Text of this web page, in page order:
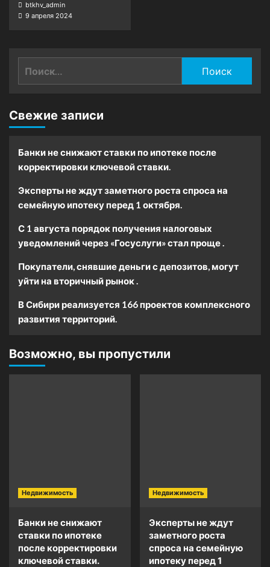
btkhv_admin
9 апреля 2024
Свежие записи
Банки не снижают ставки по ипотеке после
корректировки ключевой ставки.
Эксперты не ждут заметного роста спроса на
семейную ипотеку перед 1 октября.
С 1 августа порядок получения налоговых
уведомлений через «Госуслуги» стал проще .
Покупатели, снявшие деньги с депозитов, могут
уйти на вторичный рынок .
В Сибири реализуется 166 проектов комплексного
развития территорий.
Возможно, вы пропустили
Недвижимость
Банки не снижают
ставки по ипотеке
после корректировки
ключевой ставки.
Недвижимость
Эксперты не ждут
заметного роста
спроса на семейную
ипотеку перед 1